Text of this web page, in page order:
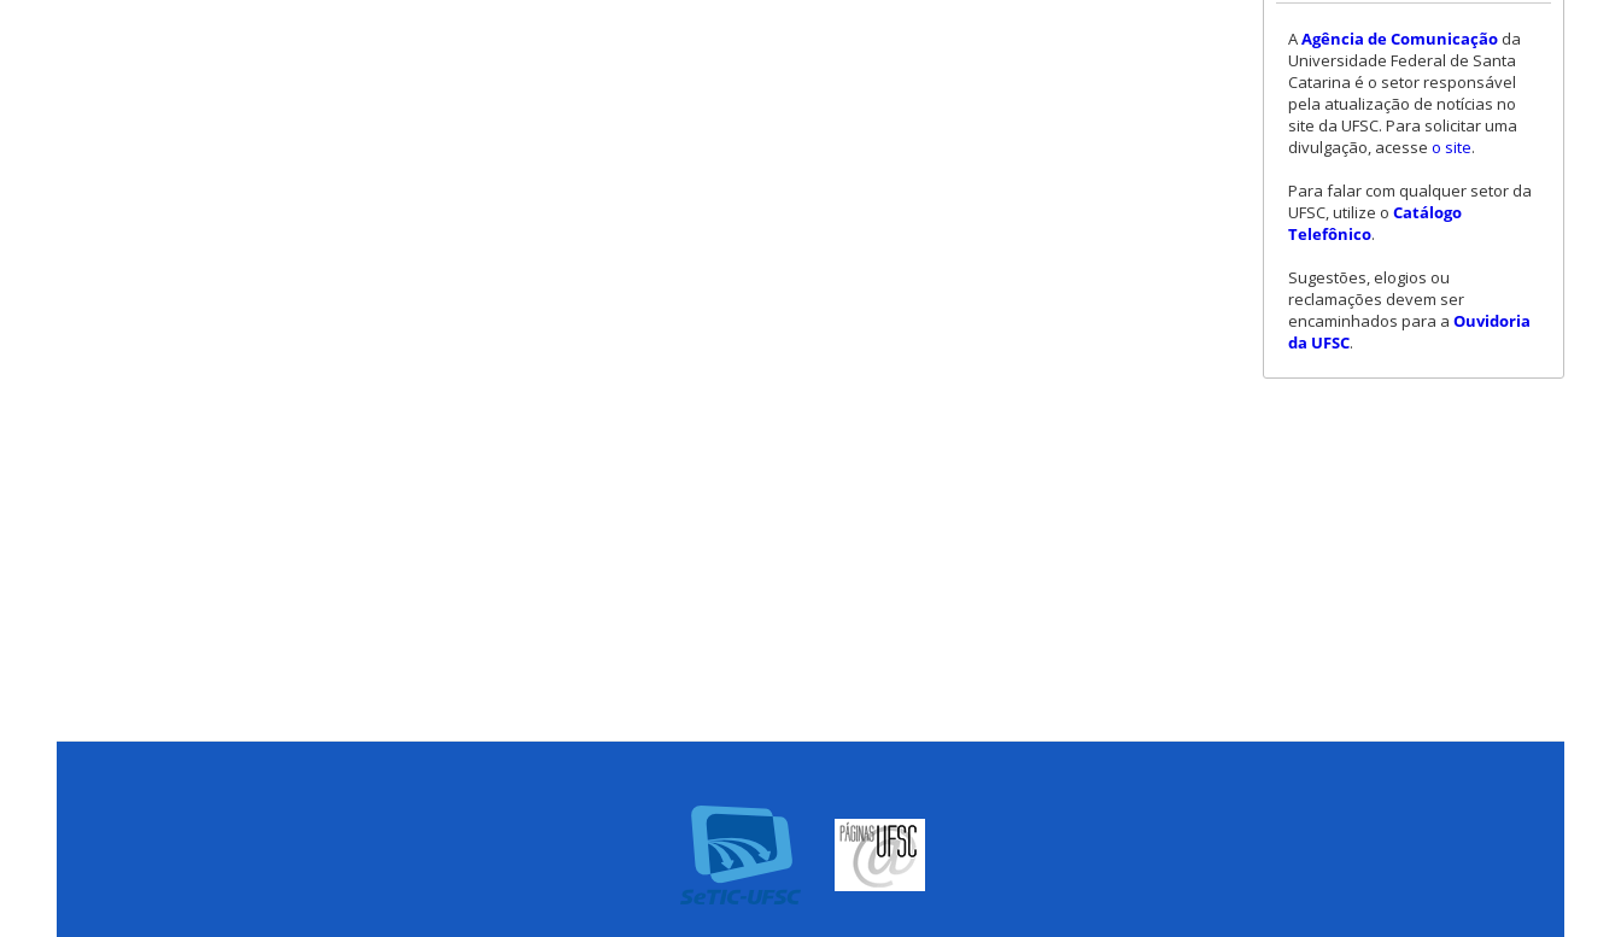
AAgência de Comunicação da
Universidade Federal de Santa
Catarina é o setor responsável
pela atualização de notícias no
site da UFSC. Para solicitar uma
divulgação, acesse o site.
Para falar com qualquer setor da
UFSC, utilize o Catálogo
Telefônico.
Sugestões, elogios ou
reclamações devem ser
encaminhados para a Ouvidoria
da UFSC.